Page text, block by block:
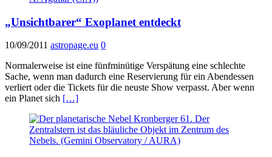
„Unsichtbarer“ Exoplanet entdeckt
10/09/2011 astropage.eu 0
Normalerweise ist eine fünfminütige Verspätung eine schlechte
Sache, wenn man dadurch eine Reservierung für ein Abendessen
verliert oder die Tickets für die neuste Show verpasst. Aber wenn
ein Planet sich […]